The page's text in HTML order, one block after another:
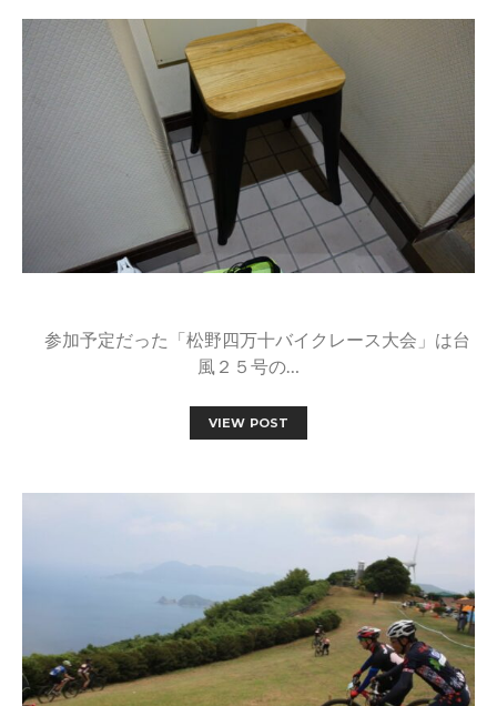
参加予定だった「松野四万十バイクレース大会」は台
風２５号の…
VIEW POST